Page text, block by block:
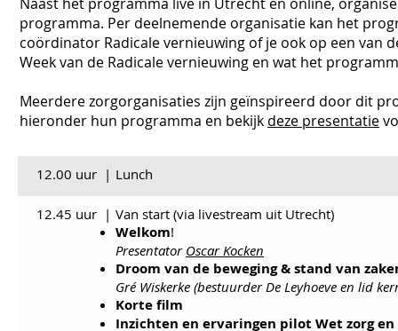
programma. Per deelnemende organisatie kan het
coördinator Radicale vernieuwing of je ook op een van
Week van de Radicale vernieuwing en wat het
Meerdere zorgorganisaties zijn geïnspireerd door dit
hieronder hun programma en bekijk deze presentatie
12.00 uur | Lunch
12.45 uur | Van start (via livestream uit Utrecht)
Welkom!
Presentator Oscar Kocken
Droom van de beweging & stand van
Gré Wiskerke (bestuurder De Leyhoeve en lid
Korte film
Inzichten en ervaringen pilot Wet zorg